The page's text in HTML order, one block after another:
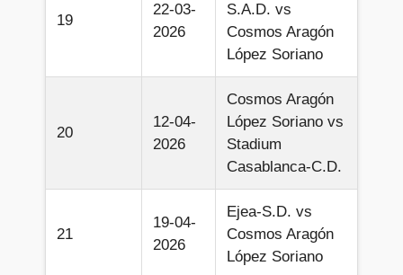
19
22-03-
2026
S.A.D. vs
Cosmos Aragón
López Soriano
20
12-04-
2026
Cosmos Aragón
López Soriano vs
Stadium
Casablanca-C.D.
21
19-04-
2026
Ejea-S.D. vs
Cosmos Aragón
López Soriano